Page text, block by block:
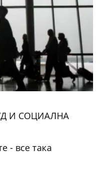
И СОЦИАЛНА
- все така